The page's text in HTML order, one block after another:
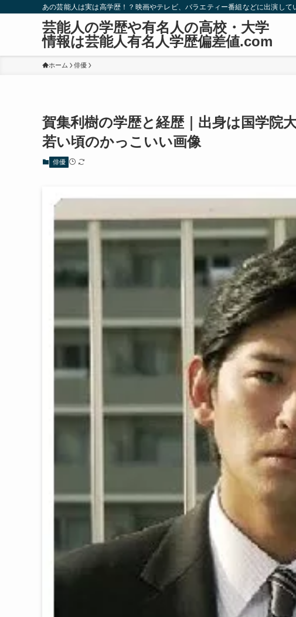
あの芸能人は実は高学歴！？映画やテレビ、バラエティー番組などに出演し
芸能人の学歴や有名人の高校・大学
情報は芸能人有名人学歴偏差値.com
ホーム 俳優
賀集利樹の学歴と経歴｜出身は国学院
若い頃のかっこいい画像
俳優